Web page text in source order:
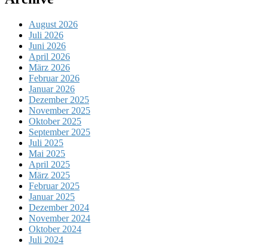
August 2026
Juli 2026
Juni 2026
April 2026
März 2026
Februar 2026
Januar 2026
Dezember 2025
November 2025
Oktober 2025
September 2025
Juli 2025
Mai 2025
April 2025
März 2025
Februar 2025
Januar 2025
Dezember 2024
November 2024
Oktober 2024
Juli 2024